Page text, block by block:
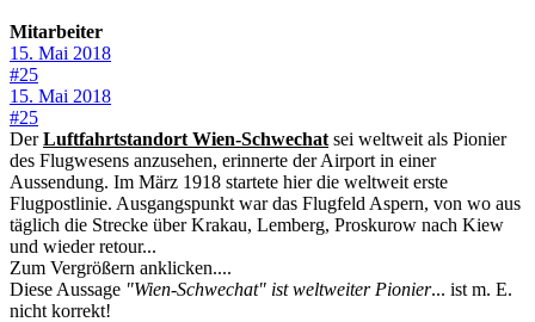
Mitarbeiter
15. Mai 2018
#25
15. Mai 2018
#25
DerLuftfahrtstandort Wien-Schwechat sei weltweit als Pionier
des Flugwesens anzusehen, erinnerte der Airport in einer
Aussendung. Im März 1918 startete hier die weltweit erste
Flugpostlinie. Ausgangspunkt war das Flugfeld Aspern, von wo aus
täglich die Strecke über Krakau, Lemberg, Proskurow nach Kiew
und wieder retour...
Zum Vergrößern anklicken....
Diese Aussage "Wien-Schwechat" ist weltweiter Pionier... ist m. E.
nicht korrekt!